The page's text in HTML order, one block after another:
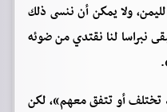
ولا يمكن أن ننسى ذلك
نبراسا لنا نقتدي من ضوئه
تختلف أو تتفق معهم»، لكن